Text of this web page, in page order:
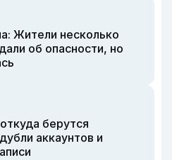
Жители несколько
об опасности, но
берутся
аккаунтов и